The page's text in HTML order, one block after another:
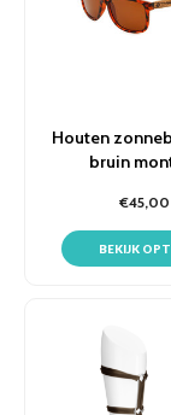
Houten
bruin
€45,00
BEKIJK